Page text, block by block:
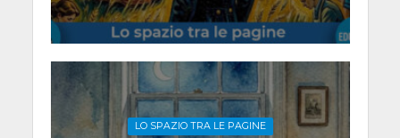
LO SPAZIO TRA LE PAGINE